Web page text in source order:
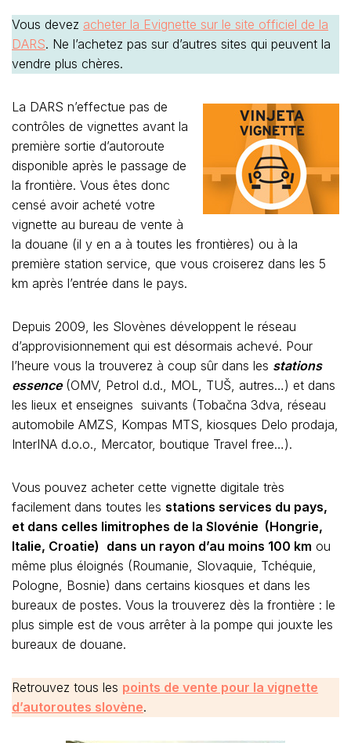
Vous devez acheter la Evignette sur le site officiel de la
DARS. Ne l’achetez pas sur d’autres sites qui peuvent la
vendre plus chères.
La DARS n’effectue pas de
contrôles de vignettes avant la
première sortie d’autoroute
disponible après le passage de
la frontière. Vous êtes donc
censé avoir acheté votre
vignette au bureau de vente à
la douane (il y en a à toutes les frontières) ou à la
première station service, que vous croiserez dans les 5
km après l’entrée dans le pays.
Depuis 2009, les Slovènes développent le réseau
d’approvisionnement qui est désormais achevé. Pour
l’heure vous la trouverez à coup sûr dans les stations
essence(OMV, Petrol d.d., MOL, TUŠ, autres…) et dans
les lieux et enseignes suivants (Tobačna 3dva, réseau
automobile AMZS, Kompas MTS, kiosques Delo prodaja,
InterINA d.o.o., Mercator, boutique Travel free…).
Vous pouvez acheter cette vignette digitale très
facilement dans toutes les stations services du pays,
et dans celles limitrophes de la Slovénie (Hongrie,
Italie, Croatie) dans un rayon d’au moins 100 km ou
même plus éloignés (Roumanie, Slovaquie, Tchéquie,
Pologne, Bosnie) dans certains kiosques et dans les
bureaux de postes. Vous la trouverez dès la frontière : le
plus simple est de vous arrêter à la pompe qui jouxte les
bureaux de douane.
Retrouvez tous les points de vente pour la vignette
d’autoroutes slovène.